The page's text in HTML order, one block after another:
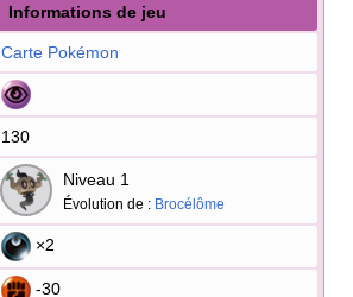
Informations de jeu
Carte Pokémon
130
Niveau 1
Évolution de : Brocélôme
×2
-30